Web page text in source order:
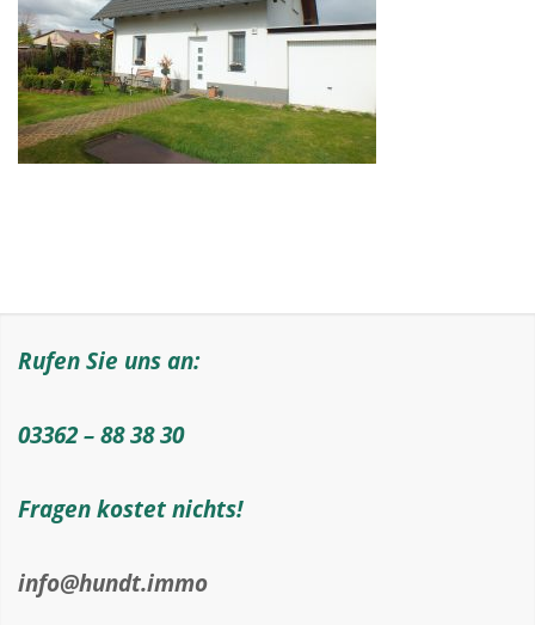
Rufen Sie uns an:
03362 – 88 38 30
Fragen kostet nichts!
info@hundt.immo